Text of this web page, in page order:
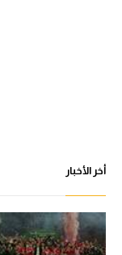
أخر الأخبار